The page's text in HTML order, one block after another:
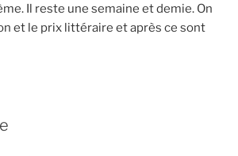
Il reste une semaine et demie. On
et le prix littéraire et après ce sont